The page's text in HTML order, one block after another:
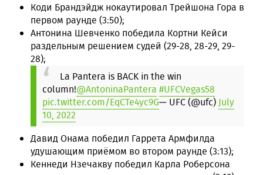
Коди Брандэйдж нокаутировал Трейшона Гора в
первом раунде (3:50);
Антонина Шевченко победила Кортни Кейси
раздельным решением судей (29-28, 28-29, 29-
28);
La Pantera is BACK in the win
column!@AntoninaPantera #UFCVegas58
pic.twitter.com/EqCTe4yc9G— UFC (@ufc)July
10, 2022
Давид Онама победил Гаррета Армфилда
удушающим приёмом во втором раунде (3:13);
Кеннеди Нзечакву победил Карла Роберсона